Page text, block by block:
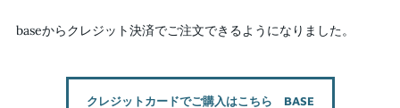
baseからクレジット決済でご注文できるようになりました。
クレジットカードでご購入はこちら BASE